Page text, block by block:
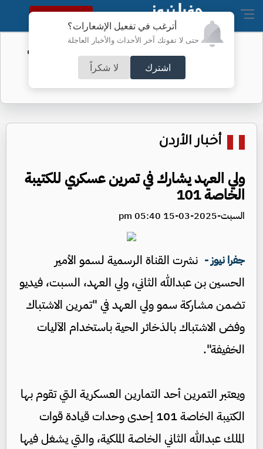
أترغب في تفعيل الإشعارات؟
حتى لا تفوتك آخر الأحداث والأخبار العاجلة
اشترك لا شكراً
النسخة الكاملة
الفيفا يحول مستحقات الأردن المالية من
كأس العرب
أخبار الأردن
ولي العهد يشارك في تمرين عسكري للكتيبة
الخاصة 101
السبت-2025-03-15 05:40 pm
جفرا نيوز - نشرت القناة الرسمية لسمو الأمير
الحسين بن عبدالله الثاني، ولي العهد، السبت، فيديو
تضمن مشاركة سمو ولي العهد في "تمرين الاشتباك
وفض الاشتباك بالذخائر الحية باستخدام الآليات
الخفيفة".
ويعتبر التمرين أحد التمارين العسكرية التي تقوم بها
الكتيبة الخاصة 101 إحدى وحدات قيادة قوات
الملك عبدالله الثاني الخاصة الملكية، والتي يشغل فيها